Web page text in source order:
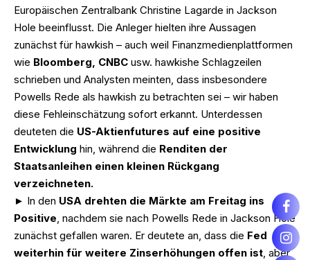
Europäischen Zentralbank Christine Lagarde in Jackson
Hole beeinflusst. Die Anleger hielten ihre Aussagen
zunächst für hawkish – auch weil Finanzmedienplattformen
wie Bloomberg, CNBC usw. hawkishe Schlagzeilen
schrieben und Analysten meinten, dass insbesondere
Powells Rede als hawkish zu betrachten sei – wir haben
diese Fehleinschätzung sofort erkannt. Unterdessen
deuteten die US-Aktienfutures auf eine positive
Entwicklung hin, während die Renditen der
Staatsanleihen einen kleinen Rückgang
verzeichneten.
► In den USA drehten die Märkte am Freitag ins
Positive, nachdem sie nach Powells Rede in Jackson Hole
zunächst gefallen waren. Er deutete an, dass die Fed
weiterhin für weitere Zinserhöhungen offen ist, aber